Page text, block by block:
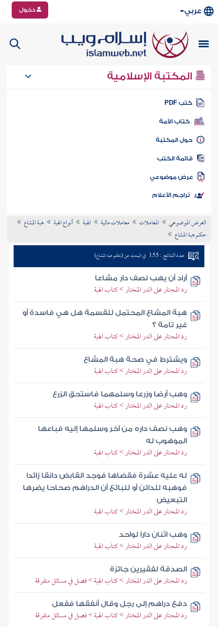
عربي دخول
المكتبة الإسلامية
كتب PDF
كتاب الأمة
المكتبة
الكتب
موضوعي
تراجم الأعلام
العرض الموضوعي المعاملات معاملات مالية الهبة أنواع الهبة
هبة المشاع
حكم هبة المشاع
عدد النتائج : 155 في البحث عن (حكم هبة المشاع)
أراد أن يهب نصف دار مشاعا
رد المحتار على الدر المختار > كتاب الهبة
هبة المشاع المحتمل للقسمة هل هي فاسدة أو
غير تامة ؟
رد المحتار على الدر المختار > كتاب الهبة
ويشترط في صحة هبة المشاع
رد المحتار على الدر المختار > كتاب الهبة
وهب أرضا وزرعا وسلمهما فاستحق الزرع
رد المحتار على الدر المختار > كتاب الهبة
وهب نصف داره من آخر وسلمها إليه فباعها
الموهوب له
رد المحتار على الدر المختار > كتاب الهبة
له عليه عشرة فقضاها فوجد القابض دانقا زائدا
فوهبه للدائن أو للبائع أن الدراهم صحاحا يضرها
التبعيض
رد المحتار على الدر المختار > كتاب الهبة
وهب اثنان دارا لواحد
رد المحتار على الدر المختار > كتاب الهبة
الصدقة لفقيرين جائزة
رد المحتار على الدر المختار > كتاب الهبة > فصل في مسائل متفرقة
دفع دراهم إلى رجل وقال أنفقها ففعل
رد المحتار على الدر المختار > كتاب الهبة > فصل في مسائل متفرقة